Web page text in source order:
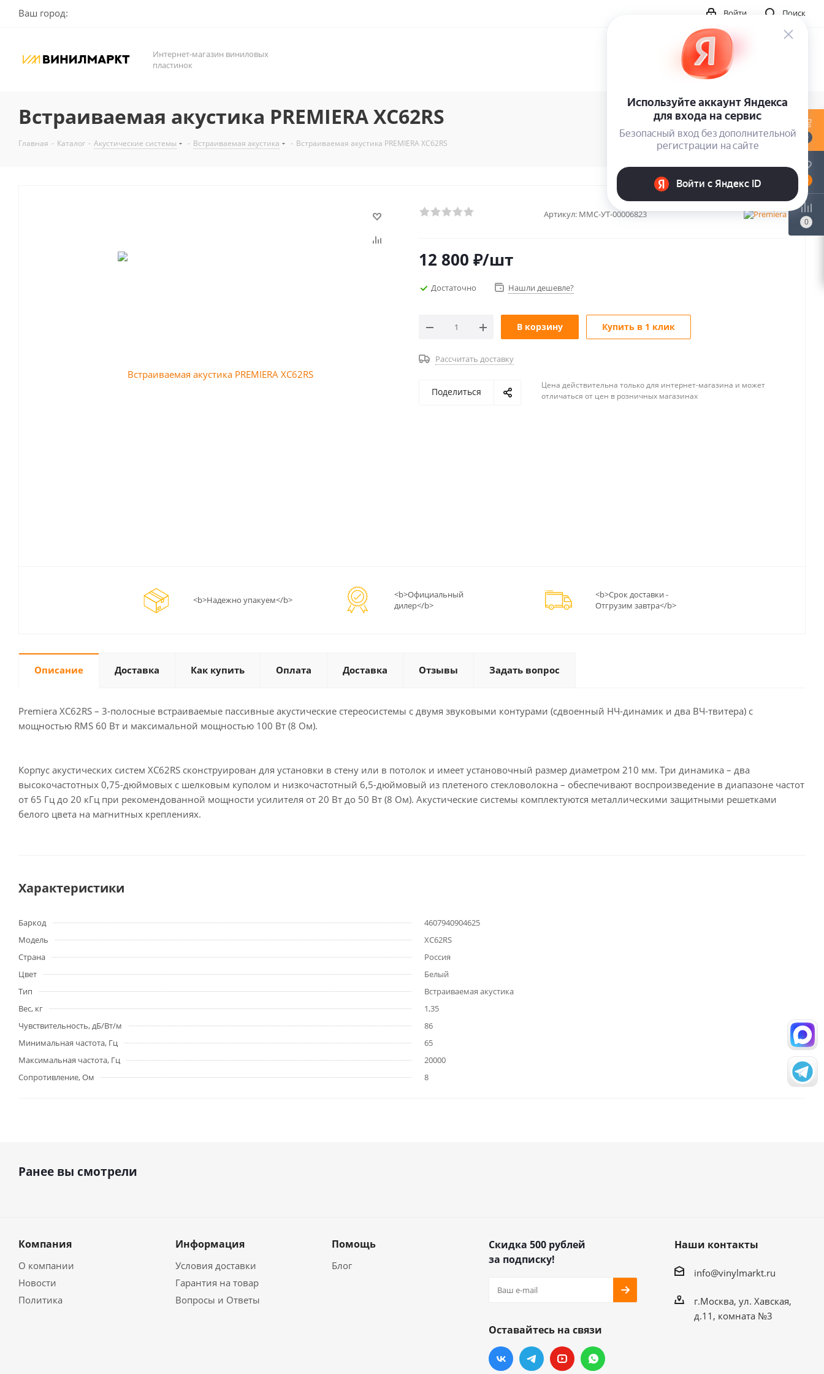
Ваш город: Поиск
Войти
Интернет-магазин виниловых
пластинок
Встраиваемая акустика PREMIERA XC62RS
Главная - Каталог - Акустические системы - Встраиваемая акустика - Встраиваемая акустика PREMIERA XC62RS
Артикул: MMC-УТ-00006823
12 800 ₽/шт
Достаточно Нашли дешевле?
В корзину Купить в 1 клик
Рассчитать доставку
Поделиться
Цена действительна только для интернет-магазина и может
отличаться от цен в розничных магазинах
<b>Надежно упакуем</b>
<b>Официальный
дилер</b>
<b>Срок доставки -
Отгрузим завтра</b>
Описание Доставка Как купить Оплата Доставка Отзывы Задать вопрос
Premiera XC62RS – 3-полосные встраиваемые пассивные акустические стереосистемы с двумя звуковыми контурами (сдвоенный НЧ-динамик и два ВЧ-твитера) с
мощностью RMS 60 Вт и максимальной мощностью 100 Вт (8 Ом).
Корпус акустических систем XC62RS сконструирован для установки в стену или в потолок и имеет установочный размер диаметром 210 мм. Три динамика – два
высокочастотных 0,75-дюймовых с шелковым куполом и низкочастотный 6,5-дюймовый из плетеного стекловолокна – обеспечивают воспроизведение в диапазоне частот
от 65 Гц до 20 кГц при рекомендованной мощности усилителя от 20 Вт до 50 Вт (8 Ом). Акустические системы комплектуются металлическими защитными решетками
белого цвета на магнитных креплениях.
Характеристики
Баркод
4607940904625
Модель
XC62RS
Страна
Россия
Цвет
Белый
Тип
Встраиваемая акустика
Вес, кг
1,35
Чувствительность, дБ/Вт/м
86
Минимальная частота, Гц
65
Максимальная частота, Гц
20000
Сопротивление, Ом
8
Ранее вы смотрели
Компания
О компании
Новости
Политика
Информация
Условия доставки
Гарантия на товар
Вопросы и Ответы
Помощь
Блог
Скидка 500 рублей
за подписку!
Оставайтесь на связи
Наши контакты
info@vinylmarkt.ru
г.Москва, ул. Хавская,
д.11, комната №3
0
0
0